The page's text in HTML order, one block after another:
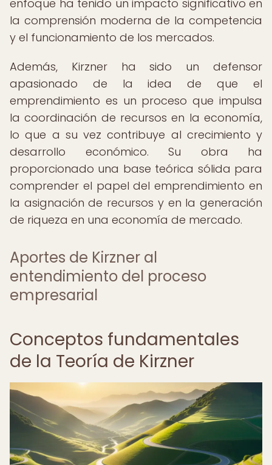
enfoque ha tenido un impacto significativo en
la comprensión moderna de la competencia
y el funcionamiento de los mercados.
Además, Kirzner ha sido un defensor
apasionado de la idea de que el
emprendimiento es un proceso que impulsa
la coordinación de recursos en la economía,
lo que a su vez contribuye al crecimiento y
desarrollo económico. Su obra ha
proporcionado una base teórica sólida para
comprender el papel del emprendimiento en
la asignación de recursos y en la generación
de riqueza en una economía de mercado.
Aportes de Kirzner al
entendimiento del proceso
empresarial
Conceptos fundamentales
de la Teoría de Kirzner